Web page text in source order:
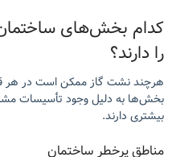
کدام بخش‌های
را دارند؟
هرچند نشت گاز ممکن است در هر
بخش‌ها به دلیل وجود تأسیسات
بیشتری دارند.
مناطق پرخطر ساختمان